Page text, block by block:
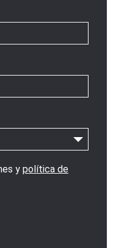
y política de